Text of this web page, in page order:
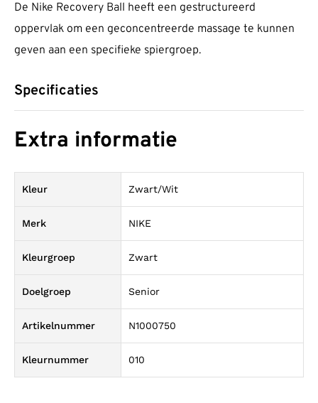
De Nike Recovery Ball heeft een gestructureerd
oppervlak om een geconcentreerde massage te kunnen
geven aan een specifieke spiergroep.
Specificaties
Extra informatie
Kleur Zwart/Wit
Merk NIKE
Kleurgroep Zwart
Doelgroep Senior
Artikelnummer N1000750
Kleurnummer 010